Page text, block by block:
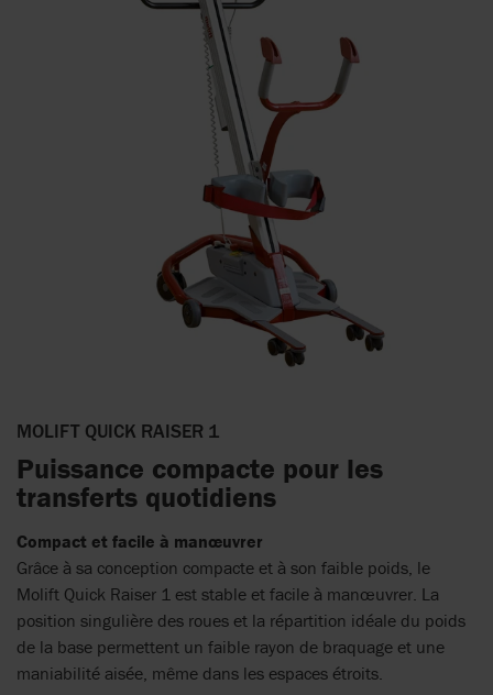
MOLIFT QUICK RAISER 1
Puissance compacte pour les
transferts quotidiens
Compact et facile à manœuvrer
Grâce à sa conception compacte et à son faible poids, le
Molift Quick Raiser 1 est stable et facile à manœuvrer. La
position singulière des roues et la répartition idéale du poids
de la base permettent un faible rayon de braquage et une
maniabilité aisée, même dans les espaces étroits.